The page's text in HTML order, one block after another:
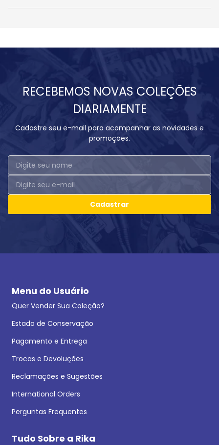
RECEBEMOS NOVAS COLEÇÕES
DIARIAMENTE
Cadastre seu e-mail para acompanhar as novidades e
promoções.
Cadastrar
Menu do Usuário
Quer Vender Sua Coleção?
Estado de Conservação
Pagamento e Entrega
Trocas e Devoluções
Reclamações e Sugestões
International Orders
Perguntas Frequentes
Tudo Sobre a Rika